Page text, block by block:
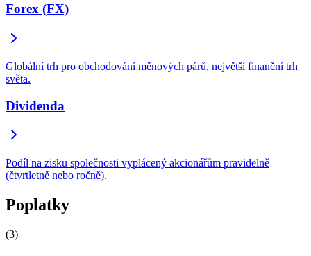
Forex (FX)
Globální trh pro obchodování měnových párů, největší finanční trh
světa.
Dividenda
Podíl na zisku společnosti vyplácený akcionářům pravidelně
(čtvrtletně nebo ročně).
Poplatky
(3)